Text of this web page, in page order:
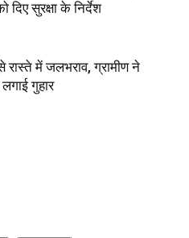
दिए सुरक्षा के निर्देश
रास्ते में जलभराव, ग्रामीण ने
गुहार